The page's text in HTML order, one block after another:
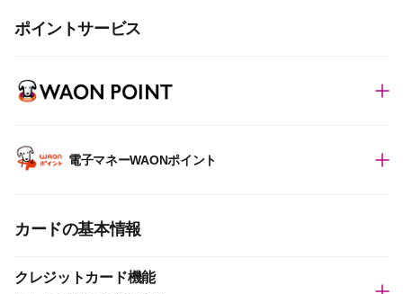
ポイントサービス
電子マネーWAONポイント
カードの基本情報
クレジットカード機能